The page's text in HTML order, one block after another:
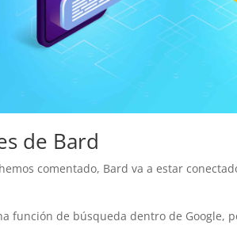
de Bard
comentado, Bard va a estar
función de búsqueda dentro de Google,